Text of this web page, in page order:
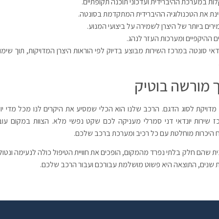
את הטכנולוגיה ההיברידית המתקדמת בסונטה.
ביותר של היצרן לשמירה על ביצועי המנוע.
ההיקפיים ומערכות העזר לנהג.
ליונדאי סונטה במרכז השירות מבוצע בדיוק לפי הוראות היצרן המדויקות, תוך
מורשה בוטיק
לסוג הדגם. הרכב שלנו הוא הכלי שמסיע את היקרים לנו מכל מדי
יונדאי דני סמרלי מעניקה לכם שקט נפשי מלא. הצוות במקום
היכרות מוחלטת עם כל רכיב ומערכת ברכב שלכם.
חלק בלתי נפרד מהמקום, הופכים את חוויית הטיפול כולה לנעימה
התוצאה היא פשוט מושלמת עבורכם ועבור הרכב שלכם.